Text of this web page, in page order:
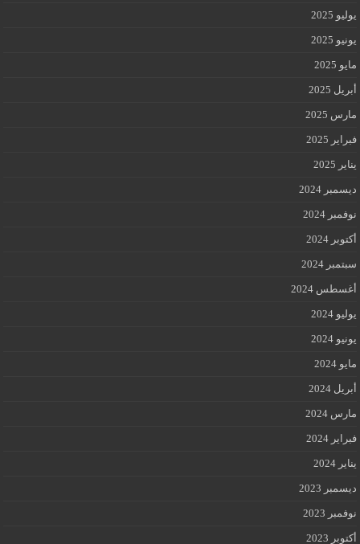
يوليو 2025
يونيو 2025
مايو 2025
أبريل 2025
مارس 2025
فبراير 2025
يناير 2025
ديسمبر 2024
نوفمبر 2024
أكتوبر 2024
سبتمبر 2024
أغسطس 2024
يوليو 2024
يونيو 2024
مايو 2024
أبريل 2024
مارس 2024
فبراير 2024
يناير 2024
ديسمبر 2023
نوفمبر 2023
أكتوبر 2023